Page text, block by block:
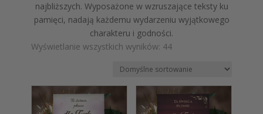
najbliższych. Wyposażone w wzruszające teksty ku
pamięci, nadają każdemu wydarzeniu wyjątkowego
charakteru i godności.
Wyświetlanie wszystkich wyników: 44